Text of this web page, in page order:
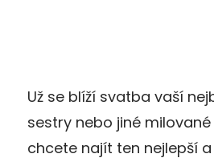
Už se blíží svatba vaší
sestry nebo jiné
chcete najít ten nejlepší